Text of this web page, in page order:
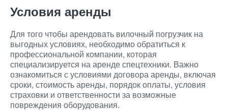
Условия аренды
Для того чтобы арендовать вилочный погрузчик на
выгодных условиях, необходимо обратиться к
профессиональной компании, которая
специализируется на аренде спецтехники. Важно
ознакомиться с условиями договора аренды, включая
сроки, стоимость аренды, порядок оплаты, условия
страховки и ответственности за возможные
повреждения оборудования.